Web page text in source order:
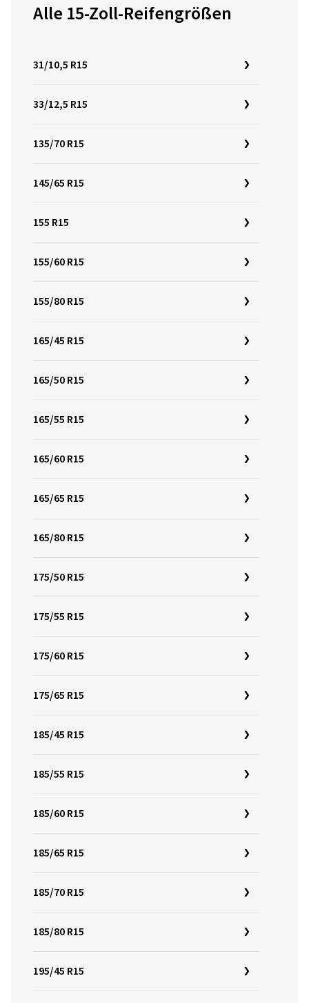
Alle 15-Zoll-Reifengrößen
31/10,5 R15
33/12,5 R15
135/70 R15
145/65 R15
155 R15
155/60 R15
155/80 R15
165/45 R15
165/50 R15
165/55 R15
165/60 R15
165/65 R15
165/80 R15
175/50 R15
175/55 R15
175/60 R15
175/65 R15
185/45 R15
185/55 R15
185/60 R15
185/65 R15
185/70 R15
185/80 R15
195/45 R15